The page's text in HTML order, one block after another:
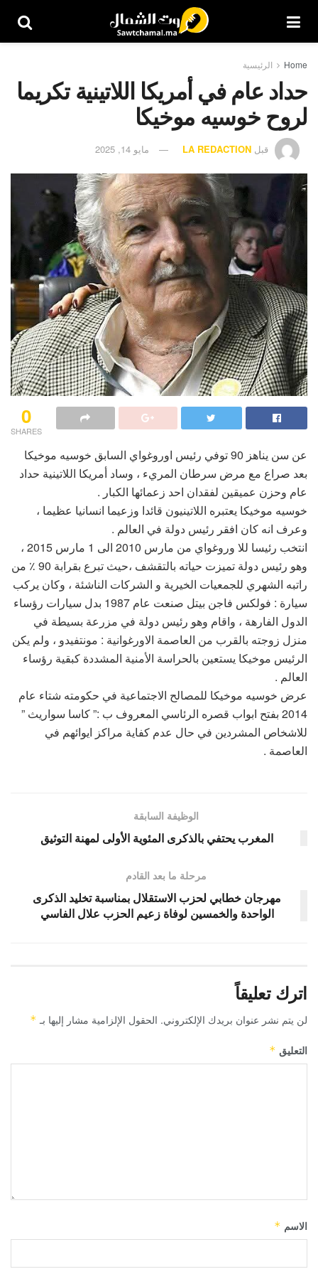
Home الرئيسية
حداد عام في أمريكا اللاتينية تكريما
لروح خوسيه موخيكا
قبل LA REDACTION مايو 14, 2025
0
SHARES
عن سن يناهز 90 توفي رئيس اوروغواي السابق خوسيه موخيكا
بعد صراع مع مرض سرطان المريء ، وساد أمريكا اللاتينية حداد
عام وحزن عميقين لفقدان احد زعمائها الكبار .
خوسيه موخيكا يعتبره اللاتينيون قائدا وزعيما انسانيا عظيما ،
وعرف انه كان افقر رئيس دولة في العالم .
انتخب رئيسا للا وروغواي من مارس 2010 الى 1 مارس 2015 ،
وهو رئيس دولة تميزت حياته بالتقشف ،حيث تبرع بقرابة 90 ٪ من
راتبه الشهري للجمعيات الخيرية و الشركات الناشئة ، وكان يركب
سيارة : فولكس فاجن بيتل صنعت عام 1987 بدل سيارات رؤساء
الدول الفارهة ، واقام وهو رئيس دولة في مزرعة بسيطة في
منزل زوجته بالقرب من العاصمة الاورغوانية : مونتفيدو ، ولم يكن
الرئيس موخيكا يستعين بالحراسة الأمنية المشددة كبقية رؤساء
العالم .
عرض خوسيه موخيكا للمصالح الاجتماعية في حكومته شتاء عام
2014 بفتح ابواب قصره الرئاسي المعروف ب :” كاسا سواريث ”
للاشخاص المشردين في حال عدم كفاية مراكز ايوائهم في
العاصمة .
الوظيفة السابقة
المغرب يحتفي بالذكرى المئوية الأولى لمهنة التوثيق
مرحلة ما بعد القادم
مهرجان خطابي لحزب الاستقلال بمناسبة تخليد الذكرى
الواحدة والخمسين لوفاة زعيم الحزب علال الفاسي
اترك تعليقاً
لن يتم نشر عنوان بريدك الإلكتروني. الحقول الإلزامية مشار إليها بـ *
التعليق *
الاسم *